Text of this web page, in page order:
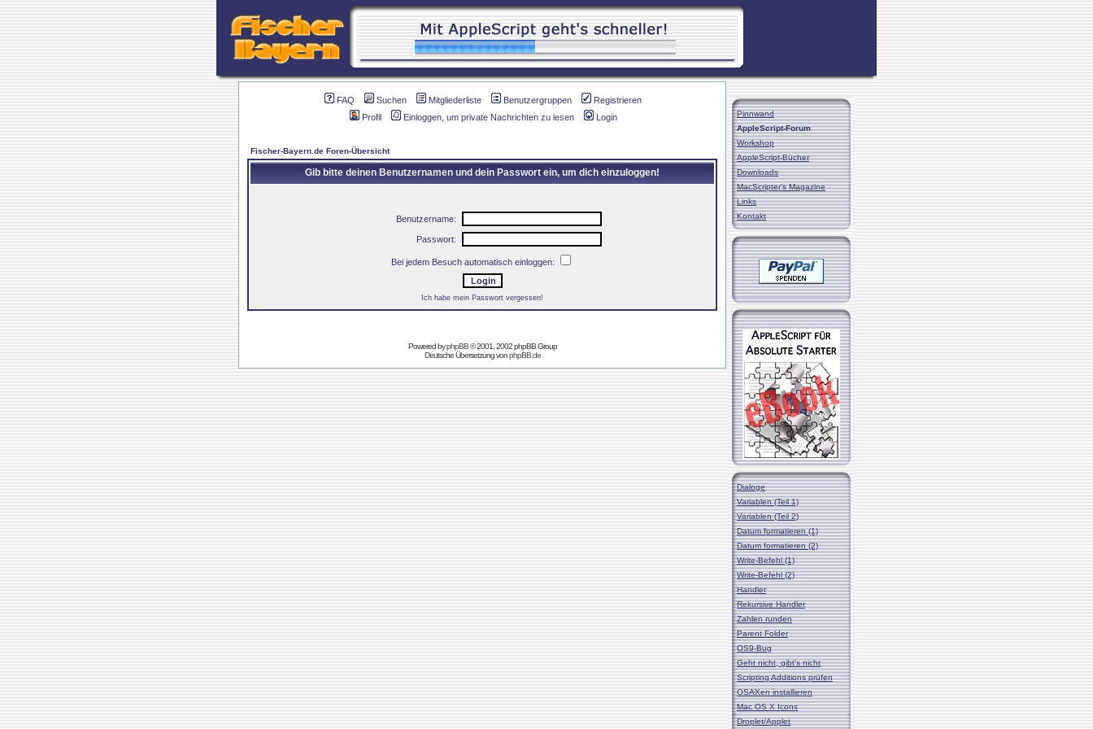
FAQ Suchen Mitgliederliste Benutzergruppen
Registrieren
Profil
Einloggen, um private Nachrichten zu lesen Login
Fischer-Bayern.de Foren-Übersicht
Gib bitte deinen Benutzernamen und dein Passwort ein, um dich einzuloggen!
Benutzername:
Passwort:
Bei jedem Besuch automatisch einloggen:
Ich habe mein Passwort vergessen!
Powered byphpBB© 2001, 2002 phpBB Group
Deutsche Übersetzung vonphpBB.de
Pinnwand
AppleScript-Forum
Workshop
AppleScript-Bücher
Downloads
MacScripter's Magazine
Links
Kontakt
Dialoge
Variablen (Teil 1)
Variablen (Teil 2)
Datum formatieren (1)
Datum formatieren (2)
Write-Befehl (1)
Write-Befehl (2)
Handler
Rekursive Handler
Zahlen runden
Parent Folder
OS9-Bug
Geht nicht, gibt's nicht
Scripting Additions prüfen
OSAXen installieren
Mac OS X Icons
Droplet/Applet